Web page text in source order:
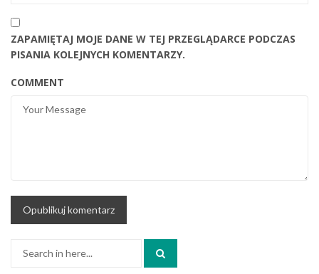
ZAPAMIĘTAJ MOJE DANE W TEJ PRZEGLĄDARCE PODCZAS
PISANIA KOLEJNYCH KOMENTARZY.
COMMENT